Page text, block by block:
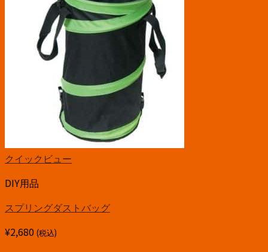
クイックビュー
DIY用品
スプリングダストバッグ
¥2,680 (税込)